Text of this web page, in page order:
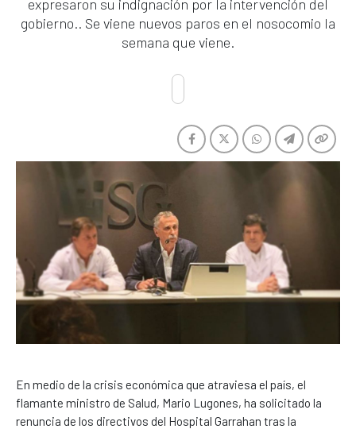
expresaron su indignación por la intervención del
gobierno.. Se viene nuevos paros en el nosocomio la
semana que viene.
En medio de la crisis económica que atraviesa el país, el
flamante ministro de Salud, Mario Lugones, ha solicitado la
renuncia de los directivos del Hospital Garrahan tras la